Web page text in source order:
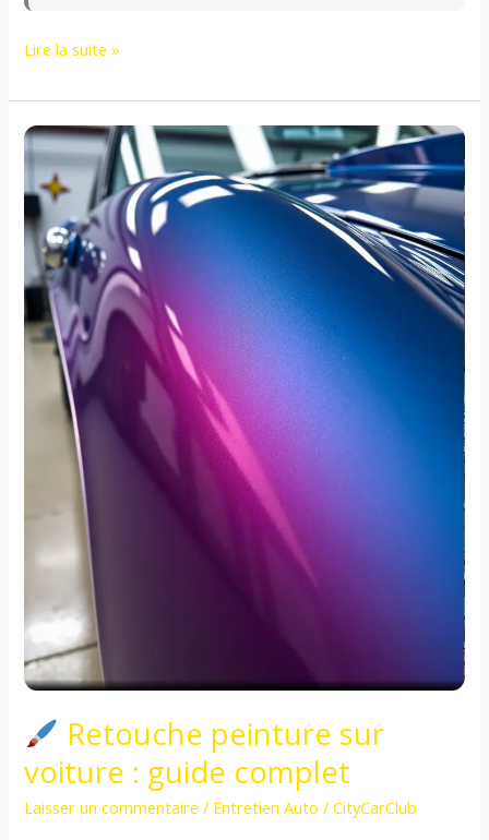
pneus
Renault
Clio
4
:
guide
complet
Lire la suite »
Retouche peinture sur
voiture : guide complet
Laisser un commentaire / Entretien Auto /CityCarClub